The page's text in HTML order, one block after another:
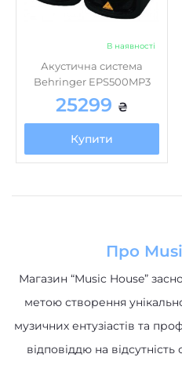
В наявності
Акустична система
25299₴
Купити
Магазин “Music House”
метою створення
музичних ентузіастів та
відповіддю на відсутність
інтернет-магазину, де